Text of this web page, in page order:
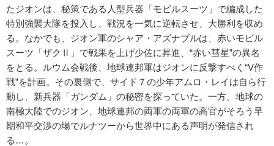
たジオンは、秘策である人型兵器「モビルスーツ」で編成した
特別強襲大隊を投入し、戦況を一気に逆転させ、大勝利を収め
る。なかでも、ジオン軍のシャア・アズナブルは、赤いモビル
スーツ「ザクⅡ」で戦果を上げ少佐に昇進、“赤い彗星”の異名
をとる。ルウム会戦後、地球連邦軍はジオンに反撃すべく“V作
戦”を計画。その裏側で、サイド７の少年アムロ・レイは自ら行
動し、新兵器「ガンダム」の秘密を探っていた。一方、地球の
南極大陸でのジオン、地球連邦の両軍の両軍の高官がそろう早
期和平交渉の場でルナツーから世界中にある声明が発信され
る…。